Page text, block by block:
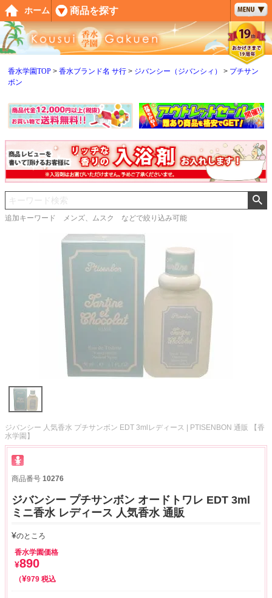
香水学園TOP 香水ブランド名 サ行 ジバンシー（ジバンシィ）
プチサン
ボン
追加キーワード メンズ、ムスク などで絞り込み可能
ジバンシー 人気香水 プチサンボン EDT 3mlレディース | PTISENBON 通販 【香
水学園】
商品番号 10276
ジバンシー プチサンボン オードトワレ EDT 3ml
ミニ香水 レディース 人気香水 通販
¥のところ
香水学園価格
¥890
¥979 税込
ペー
ジト
ップ
へ
ホーム 商品を探す